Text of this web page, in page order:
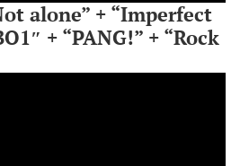
alone” + “Imperfect
+ “PANG!” + “Rock